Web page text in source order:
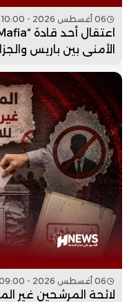
06 أغسطس 2026 - 10:00
الأمني بين باريس
06 أغسطس 2026 - 09:00
لائحة المرشحين غير